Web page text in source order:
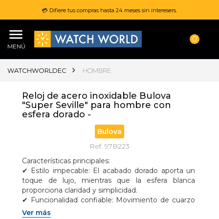
💳 Difiere tus compras hasta 24 meses sin interesers.
MENÚ
0
WATCHWORLDEC HOMBRE
Reloj de acero inoxidable Bulova
"Super Seville" para hombre con
esfera dorado -
Bulova
Ref. 97B223
Características principales:
✔ Estilo impecable: El acabado dorado aporta un
toque de lujo, mientras que la esfera blanca
proporciona claridad y simplicidad.
✔ Funcionalidad confiable: Movimiento de cuarzo
que garantiza precisión en cada segundo, además
Ver más